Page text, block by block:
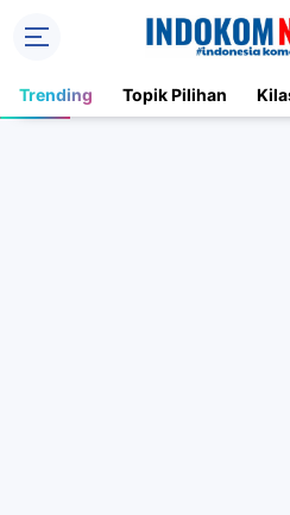
Trending Topik Pilihan